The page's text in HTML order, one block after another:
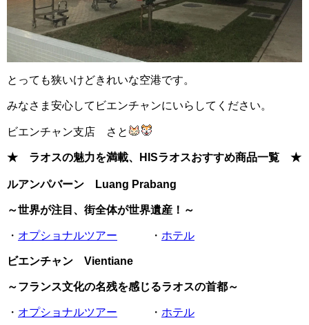
とっても狭いけどきれいな空港です。
みなさま安心してビエンチャンにいらしてください。
ビエンチャン支店 さと
★ ラオスの魅力を満載、HISラオスおすすめ商品一覧 ★
ルアンパバーン Luang Prabang
～世界が注目、街全体が世界遺産！～
・ オプショナルツアー ・ ホテル
ビエンチャン Vientiane
～フランス文化の名残を感じるラオスの首都～
・ オプショナルツアー ・ ホテル